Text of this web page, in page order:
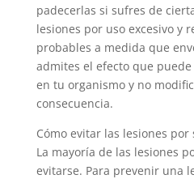
padecerlas si sufres de
lesiones por uso excesivo y
probables a medida que
admites el efecto que
en tu organismo y no
consecuencia.
Cómo evitar las lesiones por
La mayoría de las lesiones
evitarse. Para prevenir una